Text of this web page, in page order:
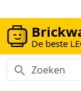
De beste